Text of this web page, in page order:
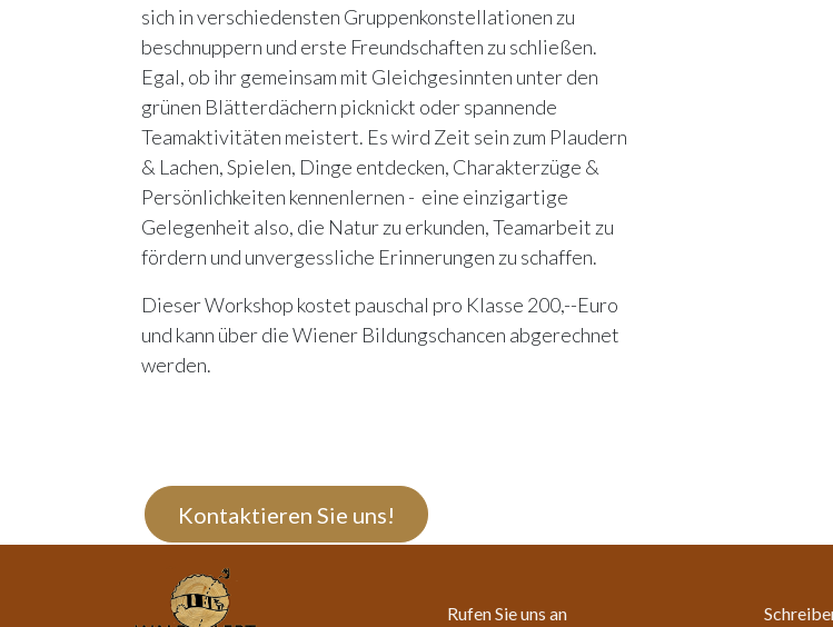
sich in verschiedensten Gruppenkonstellationen zu
beschnuppern und erste Freundschaften zu schließen.
Egal, ob ihr gemeinsam mit Gleichgesinnten unter den
grünen Blätterdächern picknickt oder spannende
Teamaktivitäten meistert. Es wird Zeit sein zum Plaudern
& Lachen, Spielen, Dinge entdecken, Charakterzüge &
Persönlichkeiten kennenlernen - eine einzigartige
Gelegenheit also, die Natur zu erkunden, Teamarbeit zu
fördern und unvergessliche Erinnerungen zu schaffen.
Dieser Workshop kostet pauschal pro Klasse 200,--Euro
und kann über die Wiener Bildungschancen abgerechnet
werden.
Kontaktieren Sie uns!
Rufen Sie uns an